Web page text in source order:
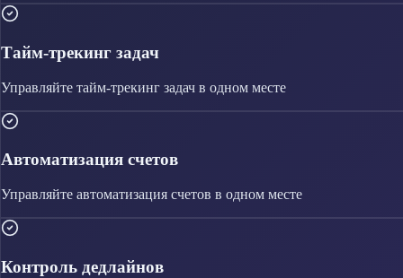
Тайм-трекинг задач
Управляйте тайм-трекинг задач в одном месте
Автоматизация счетов
Управляйте автоматизация счетов в одном месте
Контроль дедлайнов